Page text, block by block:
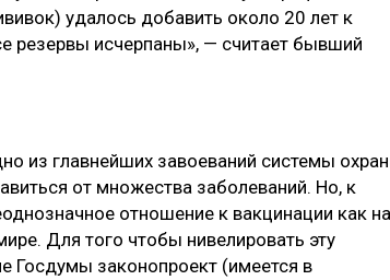
удалось добавить около 20 лет к
резервы исчерпаны», — считает бывший
из главнейших завоеваний системы
от множества заболеваний. Но, к
отношение к вакцинации как на
Для того чтобы нивелировать эту
Госдумы законопроект (имеется в